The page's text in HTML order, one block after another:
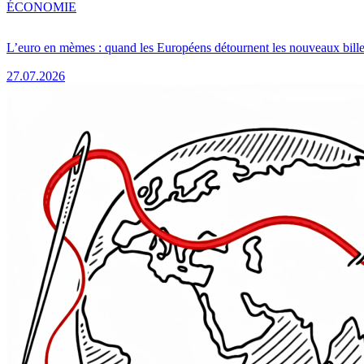
L’euro en mèmes : quand les Européens détournent les nouveaux
27.07.2026
ÉCONOMIE